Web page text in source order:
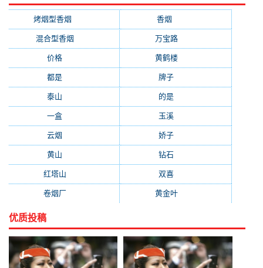
烤烟型香烟 香烟
混合型香烟 万宝路(331)
价格 黄鹤楼(315)
都是 牌子
泰山 的是
一盒 玉溪
云烟 娇子
黄山 钻石
红塔山 双喜
卷烟厂(154) 黄金叶(151)
优质投稿